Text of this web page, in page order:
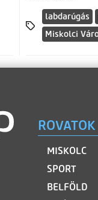
labdarúgás
Miskolci
ROVATOK
MISKOLC
SPORT
BELFÖLD